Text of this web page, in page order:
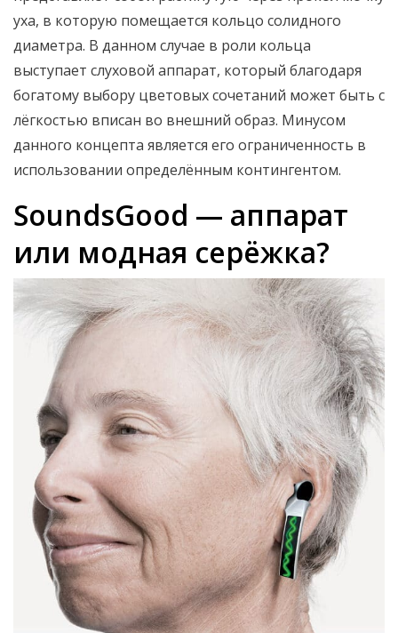
уха, в которую помещается кольцо солидного
диаметра. В данном случае в роли кольца
выступает слуховой аппарат, который благодаря
богатому выбору цветовых сочетаний может быть с
лёгкостью вписан во внешний образ. Минусом
данного концепта является его ограниченность в
использовании определённым контингентом.
SoundsGood — аппарат
или модная серёжка?